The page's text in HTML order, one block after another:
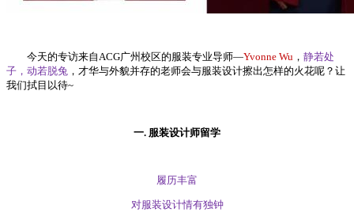
今天的专访来自ACG广州校区的服装专业导师—Yvonne Wu ， 静若处
子，动若脱兔 ，才华与外貌并存的老师会与服装设计擦出怎样的火花呢？让
我们拭目以待~
一. 服装设计师留学
履历丰富
对服装设计情有独钟